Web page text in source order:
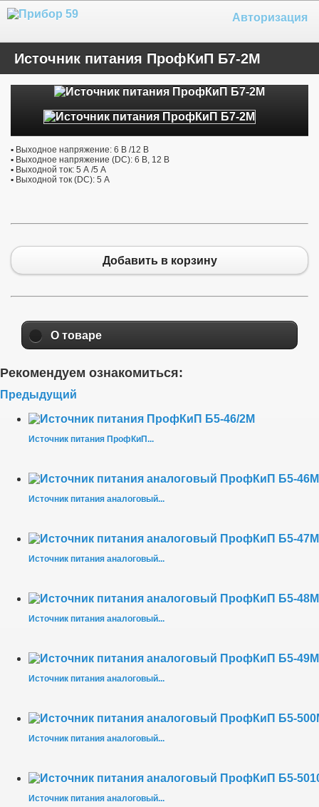
Авторизация
Источник питания ПрофКиП Б7-2М
▪ Выходное напряжение: 6 В /12 В
▪ Выходное напряжение (DC): 6 В, 12 В
▪ Выходной ток: 5 А /5 А
▪ Выходной ток (DC): 5 А
Добавить в корзину
О товаре
Рекомендуем ознакомиться:
Предыдущий
Источник питания ПрофКиП...
Источник питания аналоговый...
Источник питания аналоговый...
Источник питания аналоговый...
Источник питания аналоговый...
Источник питания аналоговый...
Источник питания аналоговый...